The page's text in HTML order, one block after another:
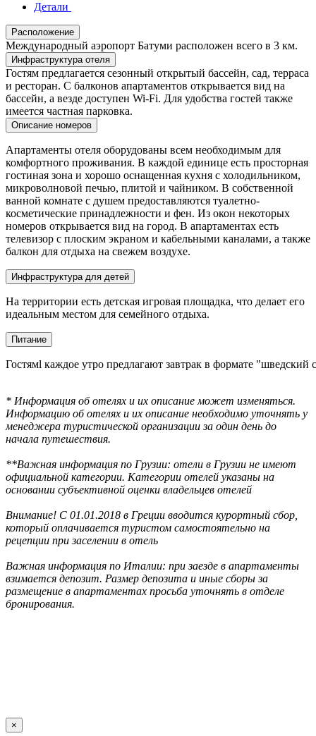
Детали
Расположение
Международный аэропорт Батуми расположен всего в 3 км.
Инфраструктура отеля
Гостям предлагается сезонный открытый бассейн, сад, терраса
и ресторан. С балконов апартаментов открывается вид на
бассейн, а везде доступен Wi-Fi. Для удобства гостей также
имеется частная парковка.
Описание номеров
Апартаменты отеля оборудованы всем необходимым для
комфортного проживания. В каждой единице есть просторная
гостиная зона и хорошо оснащенная кухня с холодильником,
микроволновой печью, плитой и чайником. В собственной
ванной комнате с душем предоставляются туалетно-
косметические принадлежности и фен. Из окон некоторых
номеров открывается вид на город. В апартаментах есть
телевизор с плоским экраном и кабельными каналами, а также
балкон для отдыха на свежем воздухе.
Инфраструктура для детей
На территории есть детская игровая площадка, что делает его
идеальным местом для семейного отдыха.
Питание
Гостямl каждое утро предлагают завтрак в формате
* Информация об отелях и их описание может изменяться.
Информацию об отелях и их описание необходимо уточнять у
менеджера туристической организации за один день до
начала путешествия.
**Важная информация по Грузии: отели в Грузии не имеют
официальной категории. Категории отелей указаны на
основании субъективной оценки владельцев отелей
Внимание! С 01.01.2018 в Греции вводится курортный сбор,
который оплачивается туристом самостоятельно на
рецепции при заселении в отель
Важная информация по Италии: при заезде в апартаменты
взимается депозит. Размер депозита и иные сборы за
размещение в апартаментах просьба уточнять в отделе
бронирования.
×